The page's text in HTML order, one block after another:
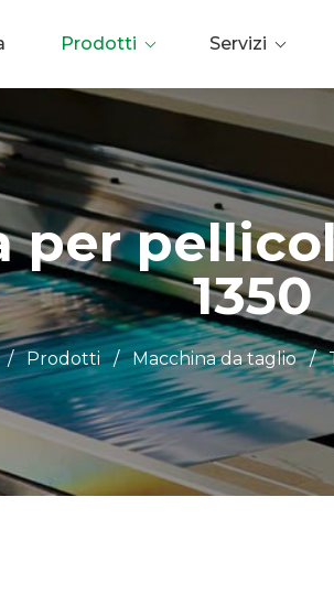
Prodotti Servizi
1350
/ Prodotti / Macchina da taglio /